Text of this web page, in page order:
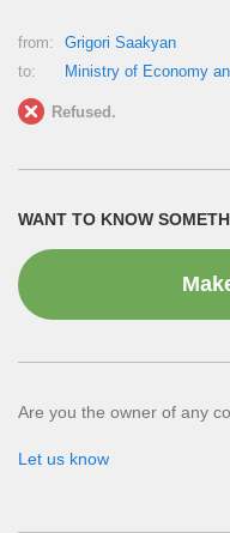
from:
Grigori Saakyan
to:
Ministry of Economy
Refused.
WANT TO KNOW
Are you the owner of any
Let us know